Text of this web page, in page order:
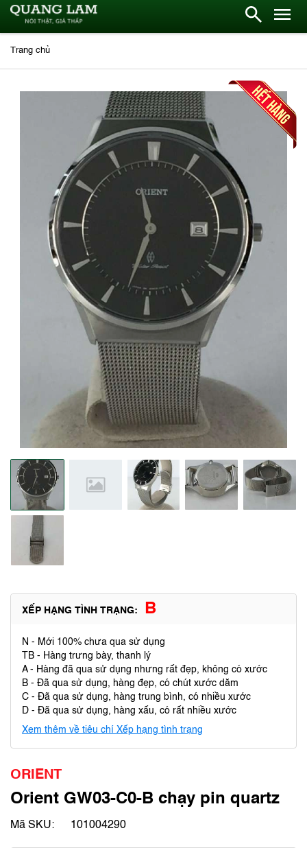
Trang chủ
XẾP HẠNG TÌNH TRẠNG: B
N - Mới 100% chưa qua sử dụng
TB - Hàng trưng bày, thanh lý
A - Hàng đã qua sử dụng nhưng rất đẹp, không có xước
B - Đã qua sử dụng, hàng đẹp, có chút xước dăm
C - Đã qua sử dụng, hàng trung bình, có nhiều xước
D - Đã qua sử dụng, hàng xấu, có rất nhiều xước
Xem thêm về tiêu chí Xếp hạng tình trạng
ORIENT
Orient GW03-C0-B chạy pin quartz
Mã SKU: 101004290